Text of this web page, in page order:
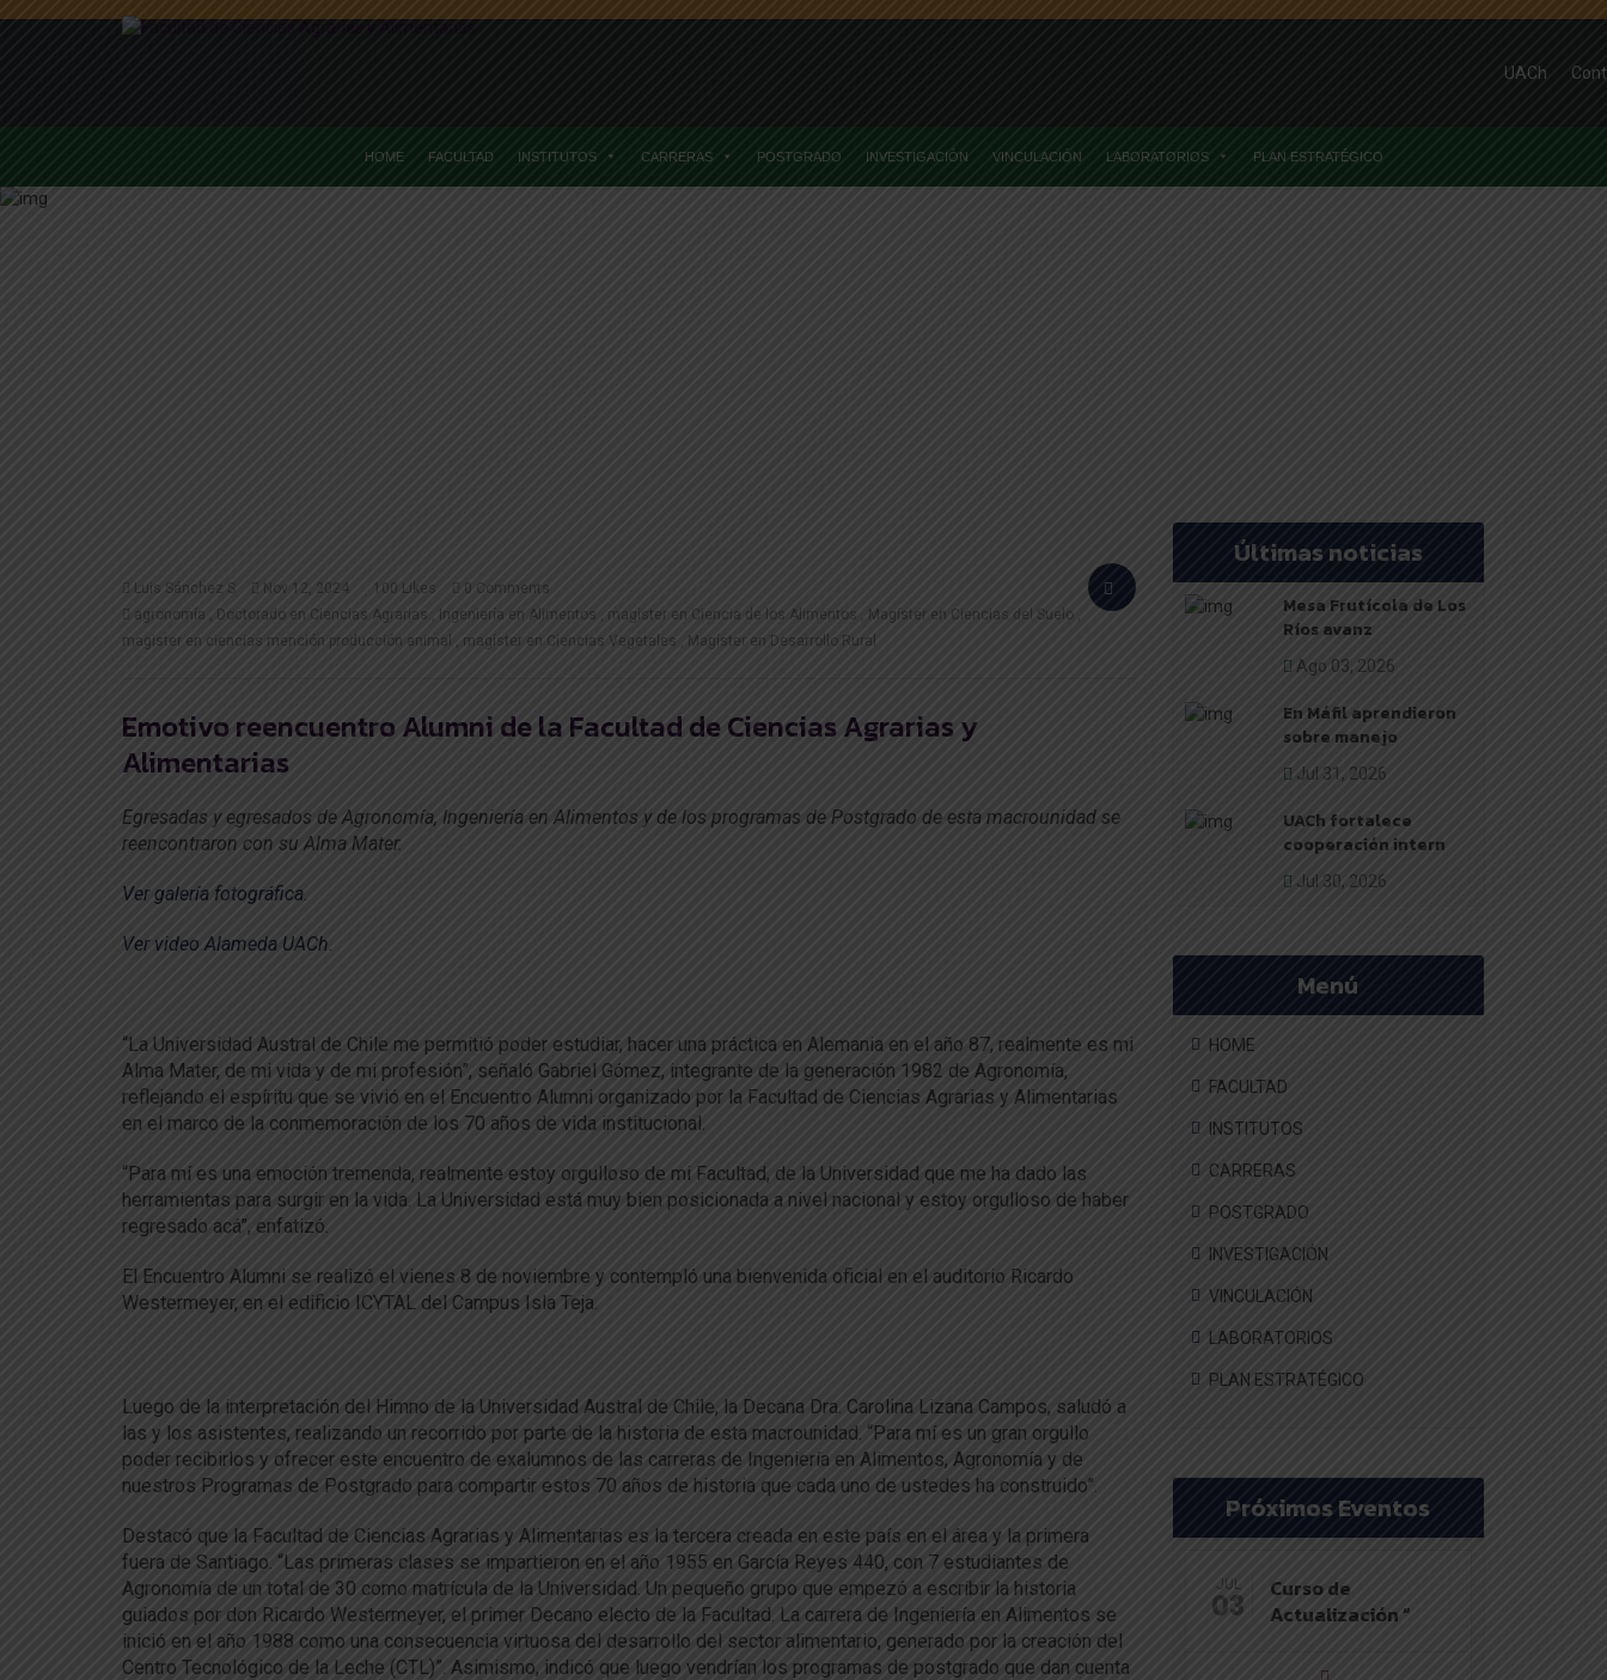
UACh
HOME FACULTAD INSTITUTOS CARRERAS POSTGRADO INVESTIGACIÓN VINCULACIÓN LABORATORIOS PLAN ESTRATÉGICO
Luis Sánchez S Nov 12, 2024 100 Likes
0 Comments
agronomía
Doctorado en Ciencias Agrarias Ingeniería en Alimentos magister en Ciencia de los Alimentos
Magíster en Ciencias del Suelo
magister en ciencias mención producción animal
magíster en Ciencias Vegetales Magíster en Desarrollo Rural
Emotivo reencuentro Alumni de la Facultad de Ciencias Agrarias y
Alimentarias
Egresadas y egresados de Agronomía, Ingeniería en Alimentos y de los programas de Postgrado de esta macrounidad se
reencontraron con su Alma Mater.
Ver galería fotográfica.
Ver video Alameda UACh.
“La Universidad Austral de Chile me permitió poder estudiar, hacer una práctica en Alemania en el año 87, realmente es mi
Alma Mater, de mi vida y de mi profesión”, señaló Gabriel Gómez, integrante de la generación 1982 de Agronomía,
reflejando el espíritu que se vivió en el Encuentro Alumni organizado por la Facultad de Ciencias Agrarias y Alimentarias
en el marco de la conmemoración de los 70 años de vida institucional.
“Para mí es una emoción tremenda, realmente estoy orgulloso de mi Facultad, de la Universidad que me ha dado las
herramientas para surgir en la vida. La Universidad está muy bien posicionada a nivel nacional y estoy orgulloso de haber
regresado acá”, enfatizó.
El Encuentro Alumni se realizó el vienes 8 de noviembre y contempló una bienvenida oficial en el auditorio Ricardo
Westermeyer, en el edificio ICYTAL del Campus Isla Teja.
Luego de la interpretación del Himno de la Universidad Austral de Chile, la Decana Dra. Carolina Lizana Campos, saludó a
las y los asistentes, realizando un recorrido por parte de la historia de esta macrounidad. “Para mí es un gran orgullo
poder recibirlos y ofrecer este encuentro de exalumnos de las carreras de Ingeniería en Alimentos, Agronomía y de
nuestros Programas de Postgrado para compartir estos 70 años de historia que cada uno de ustedes ha construido”.
Destacó que la Facultad de Ciencias Agrarias y Alimentarias es la tercera creada en este país en el área y la primera
fuera de Santiago. “Las primeras clases se impartieron en el año 1955 en García Reyes 440, con 7 estudiantes de
Agronomía de un total de 30 como matrícula de la Universidad. Un pequeño grupo que empezó a escribir la historia
guiados por don Ricardo Westermeyer, el primer Decano electo de la Facultad. La carrera de Ingeniería en Alimentos se
inició en el año 1988 como una consecuencia virtuosa del desarrollo del sector alimentario, generado por la creación del
Centro Tecnológico de la Leche (CTL)”. Asimismo, indicó que luego vendrían los programas de postgrado que dan cuenta
Últimas noticias
Mesa Frutícola de Los
Ríos avanz
Ago 03, 2026
En Máfil aprendieron
sobre manejo
Jul 31, 2026
UACh fortalece
cooperación intern
Jul 30, 2026
Menú
HOME
FACULTAD
INSTITUTOS
CARRERAS
POSTGRADO
INVESTIGACIÓN
VINCULACIÓN
LABORATORIOS
PLAN ESTRATÉGICO
Próximos Eventos
JUL
03
Curso de
Actualización “